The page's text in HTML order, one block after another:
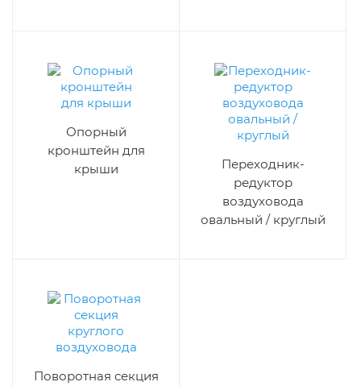
Опорный
кронштейн для
крыши
Переходник-
редуктор
воздуховода
овальный / круглый
Поворотная секция